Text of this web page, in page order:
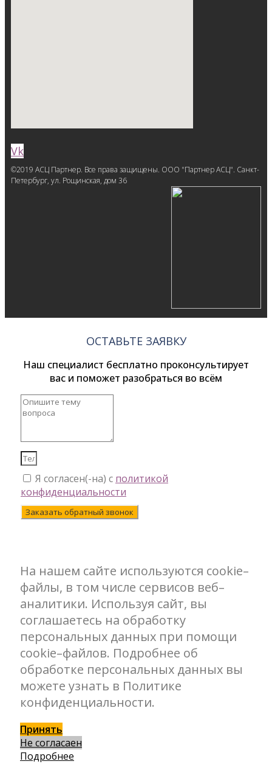
Vk
©2019 АСЦ Партнер. Все права защищены. ООО "Партнер АСЦ". Санкт-
Петербург, ул. Рощинская, дом 36
ОСТАВЬТЕ ЗАЯВКУ
Наш специалист бесплатно проконсультирует
вас и поможет разобраться во всём
Я согласен(-на) с политикой
конфиденциальности
Заказать обратный звонок
На нашем сайте используются cookie–
файлы, в том числе сервисов веб–
аналитики. Используя сайт, вы
соглашаетесь на обработку
персональных данных при помощи
cookie–файлов. Подробнее об
обработке персональных данных вы
можете узнать в Политике
конфиденциальности.
Принять
Не согласаен
Подробнее